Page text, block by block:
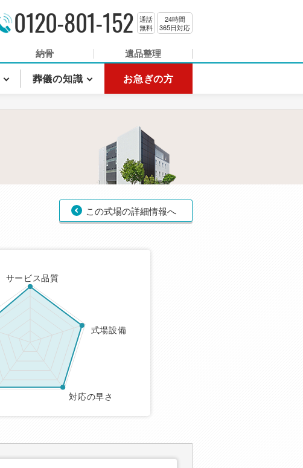
0120-801-152
通話
無料
24時間
365日対応
納骨 遺品整理
葬儀の知識 お急ぎの方
この式場の詳細情報へ
サービス品質
式場設備
対応の早さ